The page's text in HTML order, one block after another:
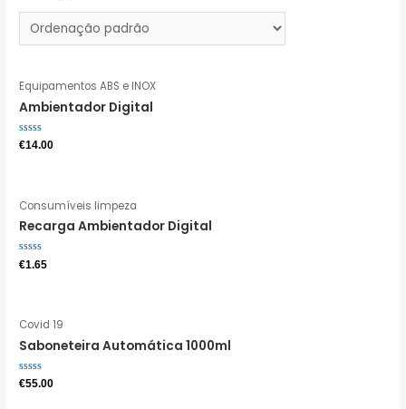
Equipamentos ABS e INOX
Ambientador Digital
Avaliação
€14.00
Consumíveis limpeza
Recarga Ambientador Digital
Avaliação
0
€1.65
Covid 19
Saboneteira Automática 1000ml
Avaliação
€55.00